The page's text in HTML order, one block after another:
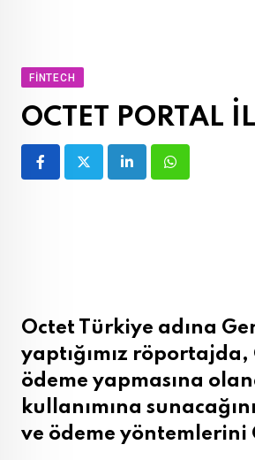
FINTECH
OCTET PORTAL
LinkedInWhatsapp
Octet Türkiye adına
yaptığımız röportajda,
ödeme yapmasına
kullanımına
ve ödeme yöntemlerini